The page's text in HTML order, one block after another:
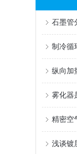
石墨管
制冷循
浅谈镀